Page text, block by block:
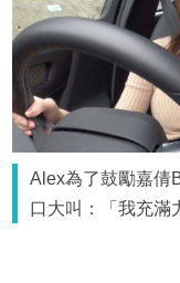
Alex為了鼓勵嘉倩
口大叫：「我充滿